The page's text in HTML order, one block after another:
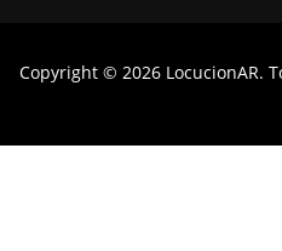
Copyright © 2026 LocucionAR.